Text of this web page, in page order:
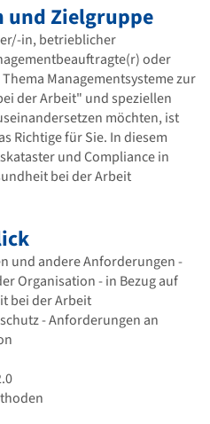
und Zielgruppe
in, betrieblicher
oder
Managementsysteme zur
der Arbeit" und speziellen
möchten, ist
Richtige für Sie. In diesem
und Compliance in
bei der Arbeit
und andere Anforderungen -
Organisation - in Bezug auf
bei der Arbeit
- Anforderungen an